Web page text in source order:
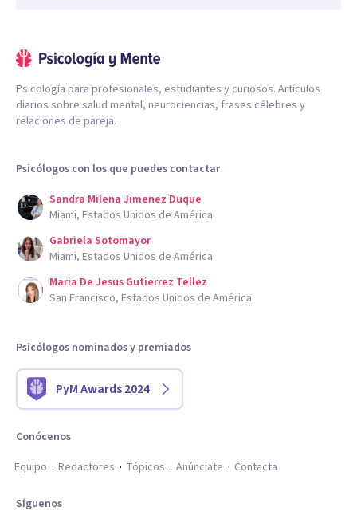
Psicología para profesionales, estudiantes y curiosos. Artículos
diarios sobre salud mental, neurociencias, frases célebres y
relaciones de pareja.
Psicólogos con los que puedes contactar
Sandra Milena Jimenez Duque
Miami, Estados Unidos de América
Gabriela Sotomayor
Miami, Estados Unidos de América
Maria De Jesus Gutierrez Tellez
San Francisco, Estados Unidos de América
Psicólogos nominados y premiados
PyM Awards 2024
Conócenos
Equipo
Redactores Tópicos Anúnciate Contacta
Síguenos